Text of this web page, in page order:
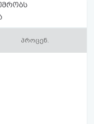
პროცენ.